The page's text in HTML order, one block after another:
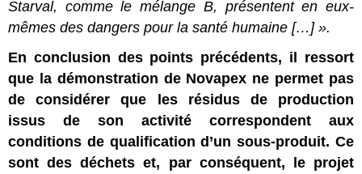
Starval, comme le mélange B, présentent en eux-
mêmes des dangers pour la santé humaine […] ».
En conclusion des points précédents, il ressort
que la démonstration de Novapex ne permet pas
de considérer que les résidus de production
issus de son activité correspondent aux
conditions de qualification d’un sous-produit. Ce
sont des déchets et, par conséquent, le projet